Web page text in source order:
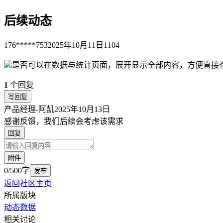
后续动态
176*****7532025年10月11日 1104
是否可以在数据与统计页面，展开显示全部内容，方便直接
1 个回复
写回复
产品经理-阿凯2025年10月13日
感谢反馈，我们后续会考虑该需求
回复
附件
0/500字 发布
返回社区主页
所属版块
动态数据
相关讨论